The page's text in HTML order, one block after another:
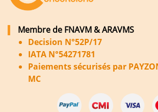
Membre de FNAVM & ARAVMS
Decision N°52P/17
IATA N°54271781
Paiements sécurisés par
MC